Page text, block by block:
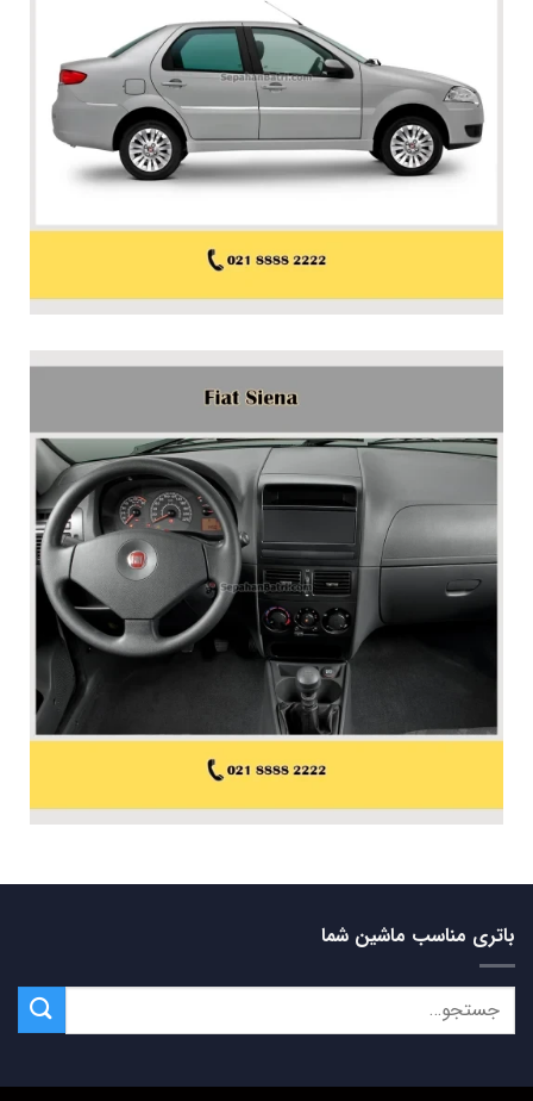
باتری مناسب ماشین شما